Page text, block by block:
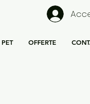
PET OFFERTE